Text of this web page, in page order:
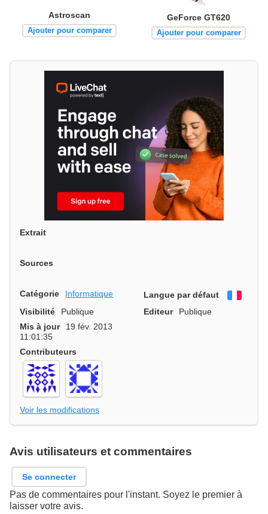
Astroscan
Ajouter pour comparer
GeForce GT620
Ajouter pour comparer
Extrait
Sources
Catégorie Informatique Langue par défaut
Visibilité
Publique Editeur
Publique
Mis à jour
19 fév. 2013
11:01:35
Contributeurs
Voir les modifications
Avis utilisateurs et commentaires
Se connecter
Pas de commentaires pour l'instant. Soyez le premier à
laisser votre avis.